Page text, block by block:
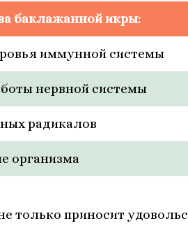
баклажанной икры:
иммунной системы
нервной системы
радикалов
организма
только приносит